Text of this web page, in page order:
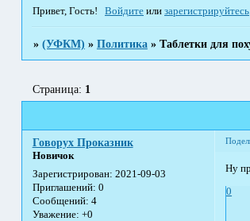
Привет, Гость! Войдите или зарегистрируйтесь
» (УФКМ) » Политика » Таблетки для
Страница: 1
Говорух Проказник
Новичок
Зарегистрирован: 2021-09-03
Приглашений: 0
Сообщений: 4
Уважение: +0
Ну
0